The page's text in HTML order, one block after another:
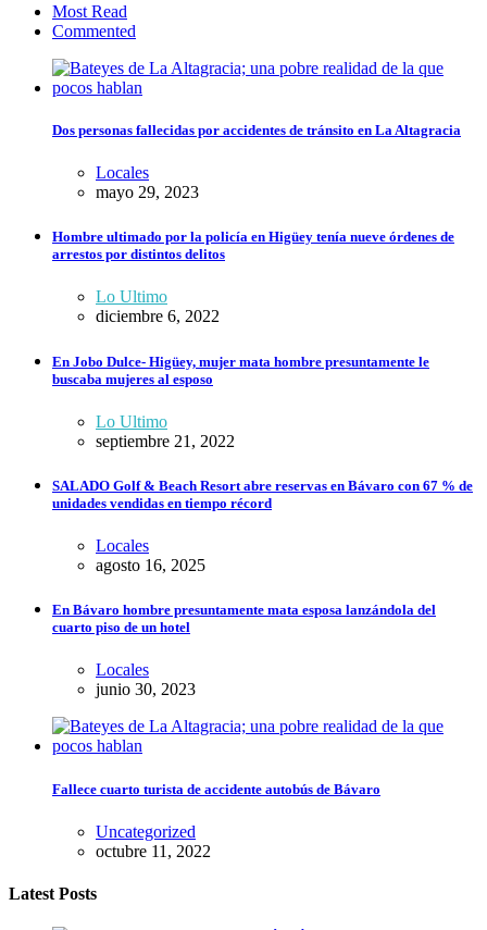
Most Read
Commented
Dos personas fallecidas por accidentes de tránsito en La Altagracia
Locales
mayo 29, 2023
Hombre ultimado por la policía en Higüey tenía nueve órdenes de
arrestos por distintos delitos
Lo Ultimo
diciembre 6, 2022
En Jobo Dulce- Higüey, mujer mata hombre presuntamente le
buscaba mujeres al esposo
Lo Ultimo
septiembre 21, 2022
SALADO Golf & Beach Resort abre reservas en Bávaro con 67 % de
unidades vendidas en tiempo récord
Locales
agosto 16, 2025
En Bávaro hombre presuntamente mata esposa lanzándola del
cuarto piso de un hotel
Locales
junio 30, 2023
Fallece cuarto turista de accidente autobús de Bávaro
Uncategorized
octubre 11, 2022
Latest Posts